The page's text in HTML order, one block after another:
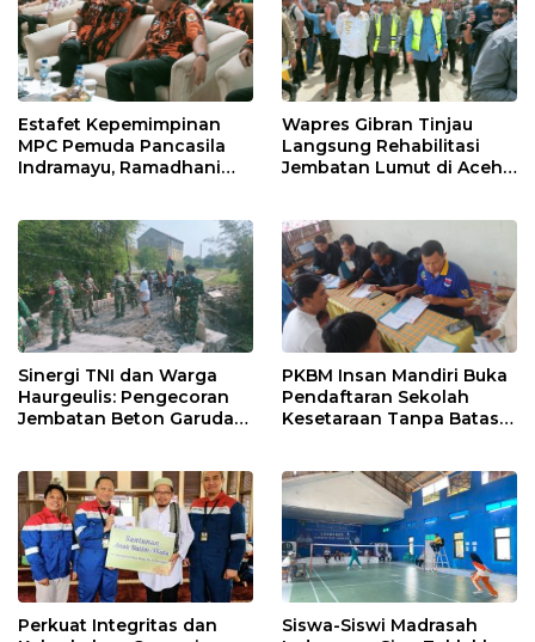
Estafet Kepemimpinan
MPC Pemuda Pancasila
Indramayu, Ramadhani
Muscablub
Wapres Gibran Tinjau
Langsung Rehabilitasi
Jembatan Lumut di Aceh
Sinergi TNI dan Warga
Haurgeulis: Pengecoran
Jembatan Beton Garuda
PKBM Insan Mandiri Buka
Pendaftaran Sekolah
Kesetaraan Tanpa Batas
Perkuat Integritas dan
Siswa-Siswi Madrasah